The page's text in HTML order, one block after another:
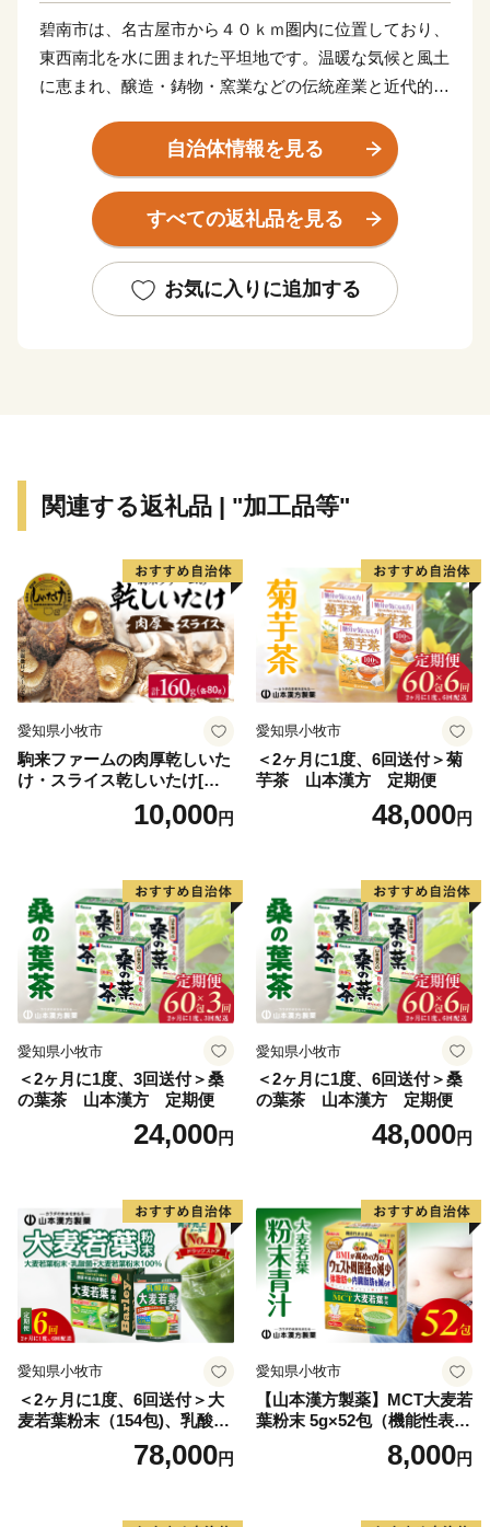
碧南市は、名古屋市から４０ｋｍ圏内に位置しており、
東西南北を水に囲まれた平坦地です。温暖な気候と風土
に恵まれ、醸造・鋳物・窯業などの伝統産業と近代的な
と調和のとれた産業構造となっています。
自治体情報を見る
すべての返礼品を見る
お気に入りに追加する
関連する返礼品 | "加工品等"
愛知県小牧市
駒来ファームの肉厚乾しいた
け・スライス乾しいたけ[極
上 肉厚 乾しいたけ 乾シイタ
ケ 乾椎茸 干ししいたけ 干し
10,000円
愛知県小牧市
＜2ヶ月に1度、6回送付＞菊
芋茶 山本漢方 定期便
48,000円
愛知県小牧市
＜2ヶ月に1度、3回送付＞桑
の葉茶 山本漢方 定期便
24,000円
愛知県小牧市
＜2ヶ月に1度、6回送付＞桑
の葉茶 山本漢方 定期便
48,000円
愛知県小牧市
＜2ヶ月に1度、6回送付＞大
麦若葉粉末（154包)、乳酸菌
+大麦若葉粉末（7包) 山本
78,000円
愛知県小牧市
【山本漢方製薬】MCT大麦若
葉粉末 5g×52包（機能性表示
8,000円